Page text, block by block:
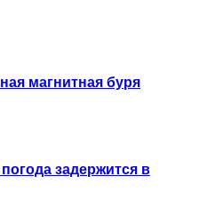
магнитная буря
задержится в